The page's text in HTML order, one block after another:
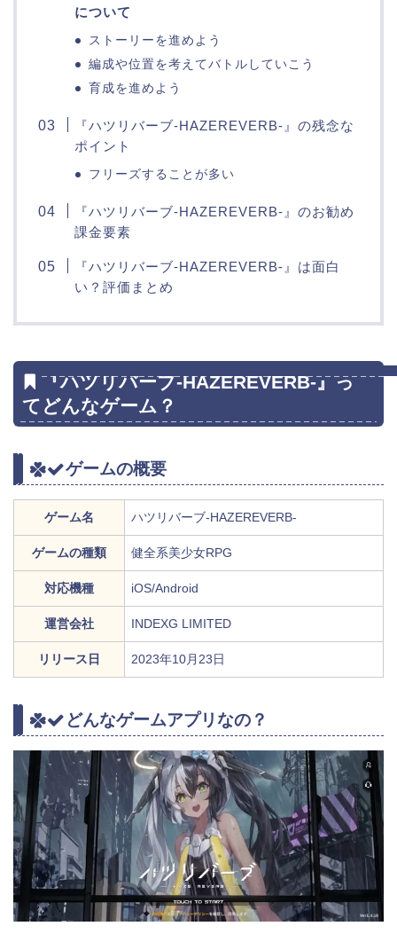
について
ストーリーを進めよう
編成や位置を考えてバトルしていこう
育成を進めよう
『ハツリバーブ-HAZEREVERB-』の残念な
ポイント
フリーズすることが多い
『ハツリバーブ-HAZEREVERB-』のお勧め
課金要素
『ハツリバーブ-HAZEREVERB-』は面白
い？評価まとめ
『ハツリバーブ-HAZEREVERB-』っ
てどんなゲーム？
ゲームの概要
ゲーム名 ハツリバーブ-HAZEREVERB-
ゲームの種類 健全系美少女RPG
対応機種 iOS/Android
運営会社 INDEXG LIMITED
リリース日 2023年10月23日
どんなゲームアプリなの？